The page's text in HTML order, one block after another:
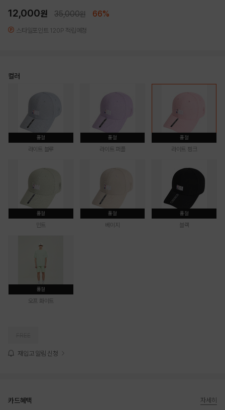
12,000원 35,000원 66%
스타일포인트 120P 적립예정
컬러
품절
라이트 블루
품절
라이트 퍼플
품절
라이트 핑크
품절
민트
품절
베이지
품절
블랙
품절
오프 화이트
재입고 알림 신청
카드혜택
자세히